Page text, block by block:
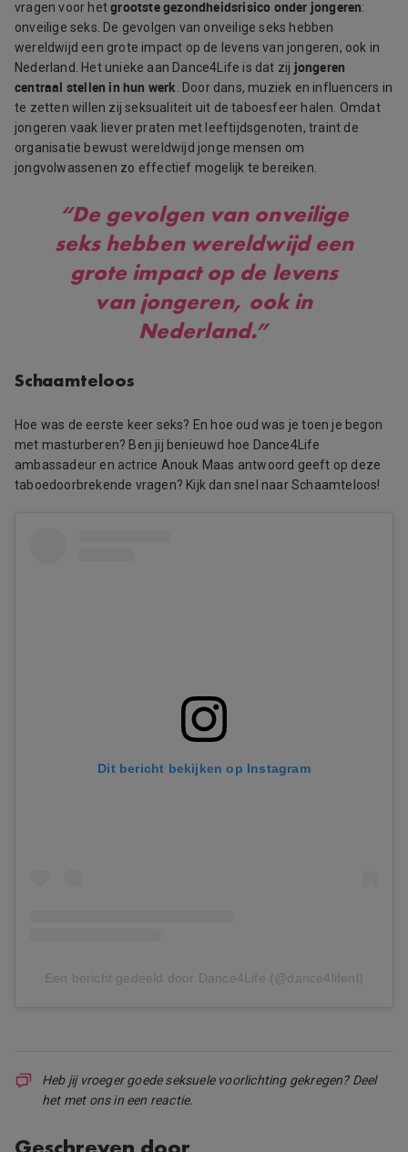
vragen voor hetgrootste gezondheidsrisico onder jongeren:
onveilige seks. De gevolgen van onveilige seks hebben
wereldwijd een grote impact op de levens van jongeren, ook in
Nederland. Het unieke aan Dance4Life is dat zij jongeren
centraal stellen in hun werk . Door dans, muziek en influencers in
te zetten willen zij seksualiteit uit de taboesfeer halen. Omdat
jongeren vaak liever praten met leeftijdsgenoten, traint de
organisatie bewust wereldwijd jonge mensen om
jongvolwassenen zo effectief mogelijk te bereiken.
“De gevolgen van onveilige
seks hebben wereldwijd een
grote impact op de levens
van jongeren, ook in
Nederland.”
Schaamteloos
Hoe was de eerste keer seks? En hoe oud was je toen je begon
met masturberen? Ben jij benieuwd hoe Dance4Life
ambassadeur en actrice Anouk Maas antwoord geeft op deze
taboedoorbrekende vragen? Kijk dan snel naar Schaamteloos!
Dit bericht bekijken op Instagram
Een bericht gedeeld door Dance4Life (@dance4lifenl)
Heb jij vroeger goede seksuele voorlichting gekregen? Deel
het met ons in een reactie.